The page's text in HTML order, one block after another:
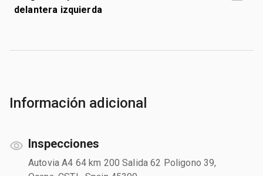
delantera izquierda
Información adicional
Inspecciones
Autovia A4 64 km 200 Salida 62 Poligono 39,